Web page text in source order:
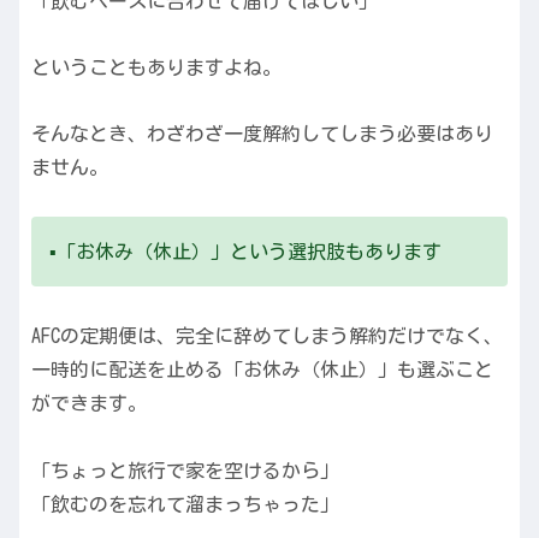
ということもありますよね。
そんなとき、わざわざ一度解約してしまう必要はあり
ません。
▪️「お休み（休止）」という選択肢もあります
AFCの定期便は、完全に辞めてしまう解約だけでなく、
一時的に配送を止める「お休み（休止）」も選ぶこと
ができます。
「ちょっと旅行で家を空けるから」
「飲むのを忘れて溜まっちゃった」